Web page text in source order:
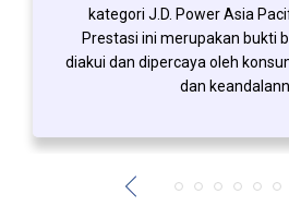
penghargaan sebagai The
230cc di ajang penghargaan
Award 2026. Di ajang yang
juga kembali meraih